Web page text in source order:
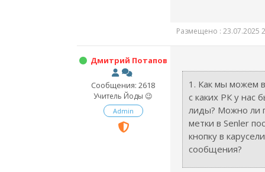
Размещено : 23.07.2025
Дмитрий Потапов
Сообщения: 2618
Учитель Йоды 😉
Admin
1. Как мы можем
с каких РК у нас
лиды? Можно ли
метки в Senler
кнопку в
сообщения?